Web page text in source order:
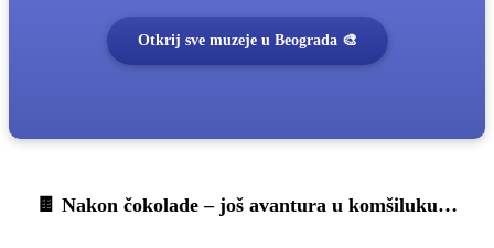
Otkrij sve muzeje u Beograda 🎨
🍫 Nakon čokolade – još avantura u komšiluku…